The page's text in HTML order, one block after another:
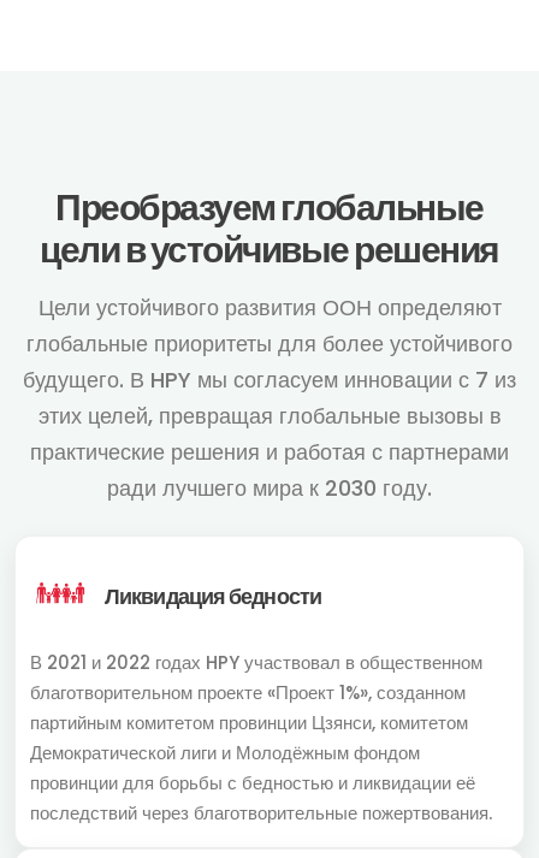
Преобразуем глобальные
цели в устойчивые решения
Цели устойчивого развития ООН определяют
глобальные приоритеты для более устойчивого
будущего. В HPY мы согласуем инновации с 7 из
этих целей, превращая глобальные вызовы в
практические решения и работая с партнерами
ради лучшего мира к 2030 году.
Ликвидация бедности
В 2021 и 2022 годах HPY участвовал в общественном
благотворительном проекте «Проект 1%», созданном
партийным комитетом провинции Цзянси, комитетом
Демократической лиги и Молодёжным фондом
провинции для борьбы с бедностью и ликвидации её
последствий через благотворительные пожертвования.